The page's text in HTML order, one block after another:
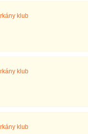
klub
klub
klub